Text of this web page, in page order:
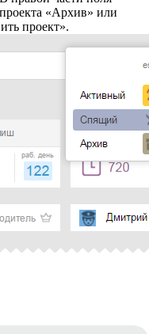
«Архив» или
проект».